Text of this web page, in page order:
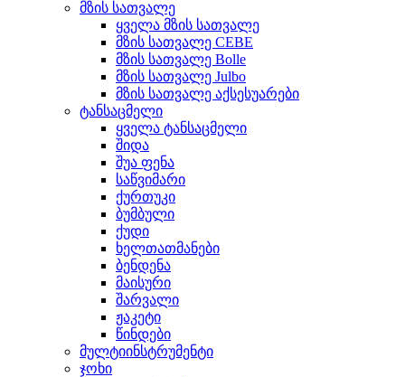
მზის სათვალე
ყველა მზის სათვალე
მზის სათვალე CEBE
მზის სათვალე Bolle
მზის სათვალე Julbo
მზის სათვალე აქსესუარები
ტანსაცმელი
ყველა ტანსაცმელი
შიდა
შუა ფენა
საწვიმარი
ქურთუკი
ბუმბული
ქუდი
ხელთათმანები
ბენდენა
მაისური
შარვალი
ჟაკეტი
წინდები
მულტიინსტრუმენტი
ჯოხი